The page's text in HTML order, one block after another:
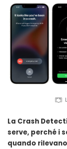
La Crash
serve, perché i
quando